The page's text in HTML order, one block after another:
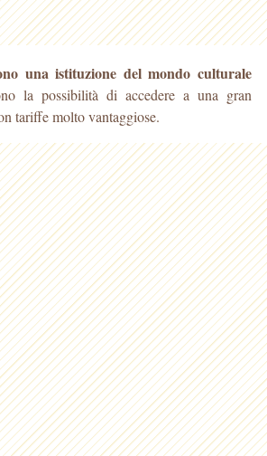
una istituzione del mondo culturale
la possibilità di accedere a una gran
tariffe molto vantaggiose.